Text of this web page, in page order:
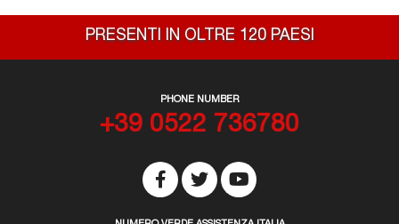
PRESENTI IN OLTRE 120 PAESI
PHONE NUMBER
+39 0522 736780